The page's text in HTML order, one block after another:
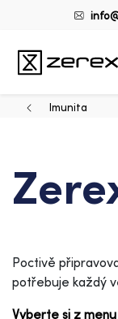
Imunita
Poctivě
potřebuje každý
Vyberte si z